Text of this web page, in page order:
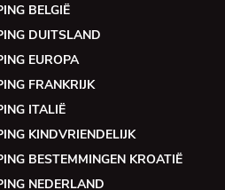
BELGIË
DUITSLAND
EUROPA
FRANKRIJK
ITALIË
KINDVRIENDELIJK
BESTEMMINGEN KROATIË
NEDERLAND